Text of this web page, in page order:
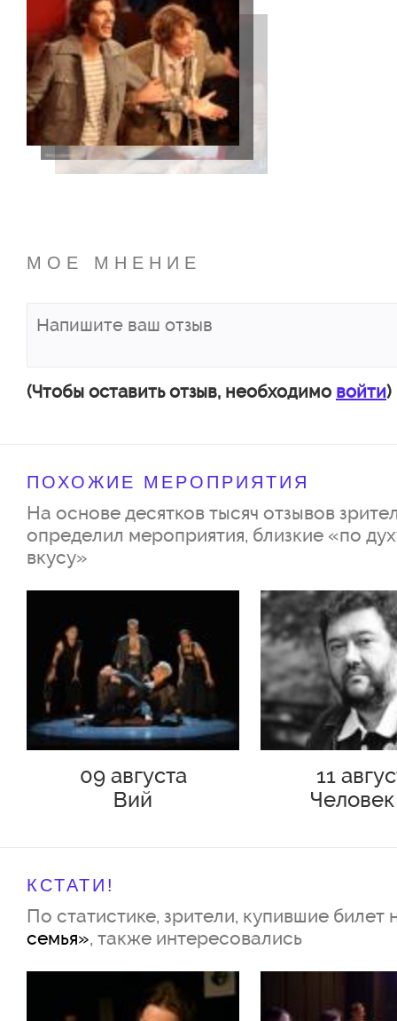
МОЕ МНЕНИЕ
(Чтобы оставить отзыв, необходимо войти)
ПОХОЖИЕ МЕРОПРИЯТИЯ
На основе десятков тысяч отзывов
определил мероприятия, близкие «по
вкусу»
09 августа
Вий
11
КСТАТИ!
По статистике, зрители, купившие билет
семья», также интересовались